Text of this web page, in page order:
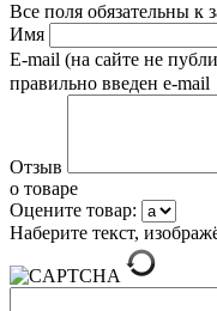
Все поля обязательны к
Имя
E-mail (на сайте не
правильно введен e-mail
Отзыв
о товаре
Оцените товар:
Наберите текст,